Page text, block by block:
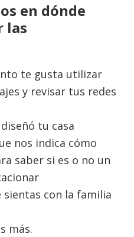
en dónde
las
te gusta utilizar
y revisar tus redes
tu casa
nos indica cómo
saber si es o no un
sientas con la familia
más.